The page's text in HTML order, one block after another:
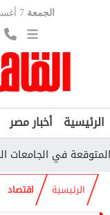
الجمعة 7 أغسطس 2026
الرئيسية أخبار مصر
الرئيسية اقتصاد